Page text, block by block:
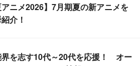
アニメ2026】7月期夏の新アニメを
介！
を志す10代～20代を応援！ オー